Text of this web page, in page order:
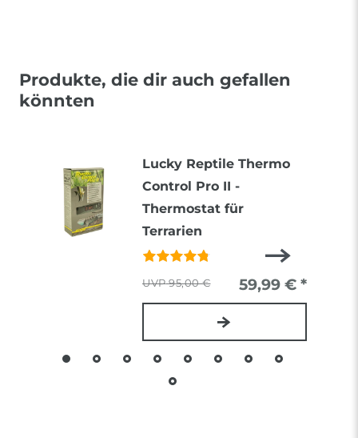
Produkte, die dir auch gefallen
könnten
Lucky Reptile Thermo
Control Pro II -
Thermostat für
Terrarien
95,00 € 59,99 € *